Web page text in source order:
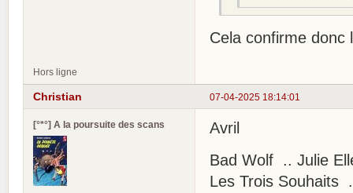
Cela confirme donc
Hors ligne
07-04-2025 18:14:01
Christian
[°*°] A la poursuite des scans
Avril
Bad Wolf .. Julie
Les Trois Souhaits